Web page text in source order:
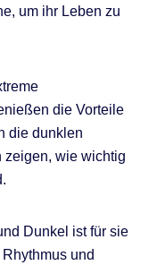
um ihr Leben zu
die Vorteile
die dunklen
zeigen, wie wichtig
Dunkel ist für sie
und